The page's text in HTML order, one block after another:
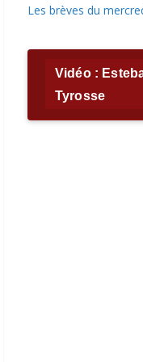
Les brèves du
Vidéo :
Tyrosse